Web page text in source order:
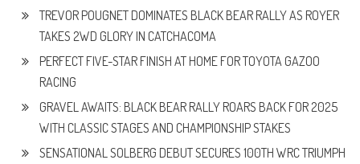
TREVOR POUGNET DOMINATES BLACK BEAR RALLY AS ROYER
TAKES 2WD GLORY IN CATCHACOMA
PERFECT FIVE-STAR FINISH AT HOME FOR TOYOTA GAZOO
RACING
GRAVEL AWAITS: BLACK BEAR RALLY ROARS BACK FOR 2025
WITH CLASSIC STAGES AND CHAMPIONSHIP STAKES
SENSATIONAL SOLBERG DEBUT SECURES 100TH WRC TRIUMPH